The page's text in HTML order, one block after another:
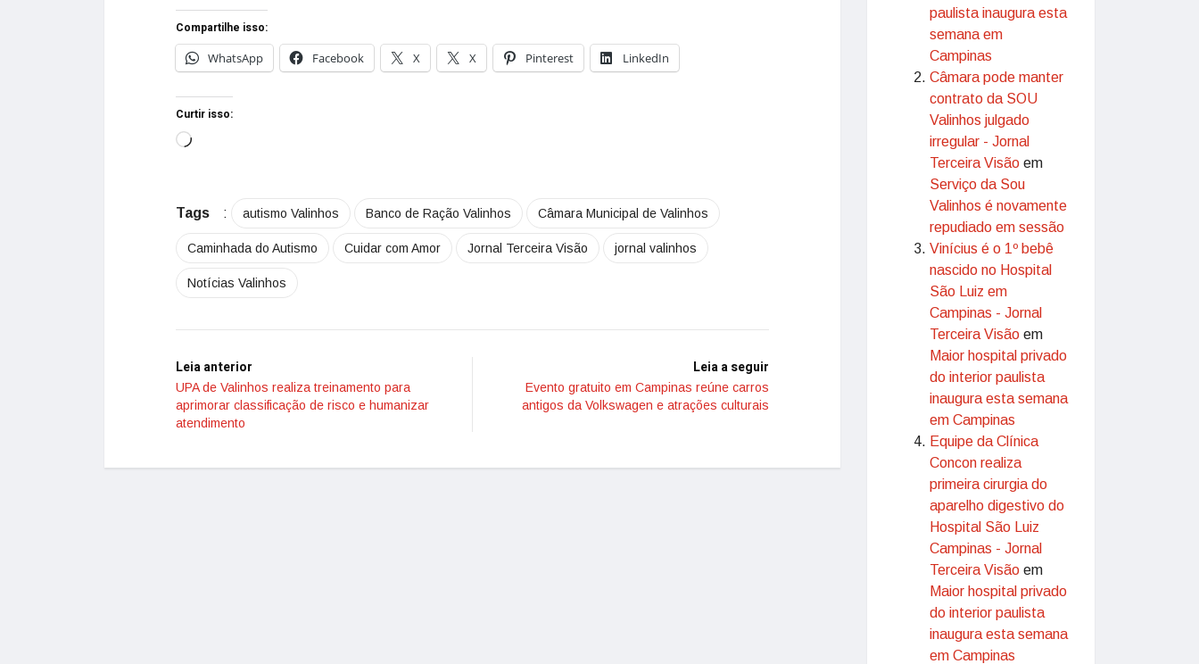
Compartilhe isso:
WhatsApp
Facebook X X Pinterest LinkedIn
Curtir isso:
Tags : autismo Valinhos Banco de Ração Valinhos Câmara Municipal de Valinhos
Caminhada do Autismo Cuidar com Amor Jornal Terceira Visão jornal valinhos
Notícias Valinhos
Leia anterior
UPA de Valinhos realiza treinamento para
aprimorar classificação de risco e humanizar
atendimento
Leia a seguir
Evento gratuito em Campinas reúne carros
antigos da Volkswagen e atrações culturais
paulista inaugura esta
semana em
Campinas
Câmara pode manter
contrato da SOU
Valinhos julgado
irregular - Jornal
Terceira Visão em
Serviço da Sou
Valinhos é novamente
repudiado em sessão
Vinícius é o 1º bebê
nascido no Hospital
São Luiz em
Campinas - Jornal
Terceira Visão em
Maior hospital privado
do interior paulista
inaugura esta semana
em Campinas
Equipe da Clínica
Concon realiza
primeira cirurgia do
aparelho digestivo do
Hospital São Luiz
Campinas - Jornal
Terceira Visão em
Maior hospital privado
do interior paulista
inaugura esta semana
em Campinas